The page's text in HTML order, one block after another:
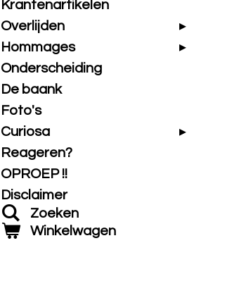
Krantenartikelen
Overlijden
Hommages
Onderscheiding
De baank
Foto's
Curiosa
Reageren?
OPROEP !!
Disclaimer
Zoeken
Winkelwagen